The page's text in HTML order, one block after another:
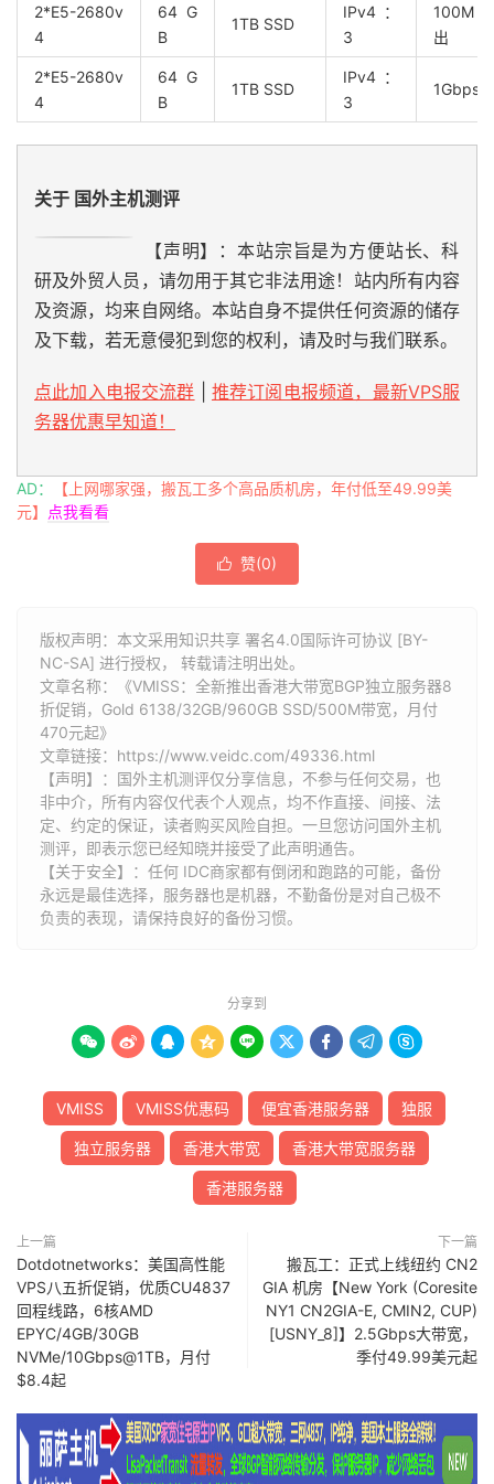
2*E5-2680v
4
64 G
B
1TB SSD
IPv4：
3
100M
出
2*E5-2680v
4
64 G
B
1TB SSD
IPv4：
3
1Gbps
关于 国外主机测评
【声明】：本站宗旨是为方便站长、科
研及外贸人员，请勿用于其它非法用途！站内所有内容
及资源，均来自网络。本站自身不提供任何资源的储存
及下载，若无意侵犯到您的权利，请及时与我们联系。
点此加入电报交流群
推荐订阅电报频道，最新VPS服
务器优惠早知道！
AD：
【上网哪家强，搬瓦工多个高品质机房，年付低至49.99美
元】
点我看看
 赞(0)
版权声明：本文采用知识共享 署名4.0国际许可协议 [BY-
NC-SA] 进行授权， 转载请注明出处。
文章名称：《VMISS：全新推出香港大带宽BGP独立服务器8
折促销，Gold 6138/32GB/960GB SSD/500M带宽，月付
470元起》
文章链接： https://www.veidc.com/49336.html
【声明】：国外主机测评仅分享信息，不参与任何交易，也
非中介，所有内容仅代表个人观点，均不作直接、间接、法
定、约定的保证，读者购买风险自担。一旦您访问国外主机
测评，即表示您已经知晓并接受了此声明通告。
【关于安全】：任何 IDC商家都有倒闭和跑路的可能，备份
永远是最佳选择，服务器也是机器，不勤备份是对自己极不
负责的表现，请保持良好的备份习惯。
分享到
        
VMISS VMISS优惠码 便宜香港服务器 独服
独立服务器 香港大带宽 香港大带宽服务器
香港服务器
上一篇
Dotdotnetworks：美国高性能
VPS八五折促销，优质CU4837
回程线路，6核AMD
EPYC/4GB/30GB
NVMe/10Gbps@1TB，月付
$8.4起
下一篇
搬瓦工：正式上线纽约 CN2
GIA 机房【New York (Coresite
NY1 CN2GIA-E, CMIN2, CUP)
[USNY_8]】2.5Gbps大带宽，
季付49.99美元起